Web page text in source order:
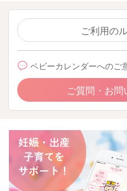
ご利用の
ベビーカレンダーへのご
ご質問・お